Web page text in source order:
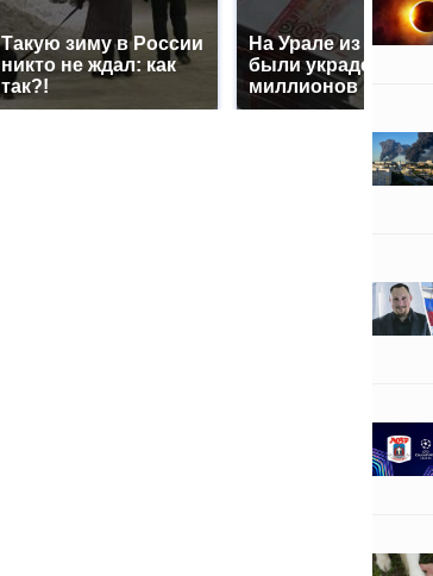
Такую зиму в России
никто не ждал: как
так?!
На Урале из казны
были украдены 18
миллионов рублей